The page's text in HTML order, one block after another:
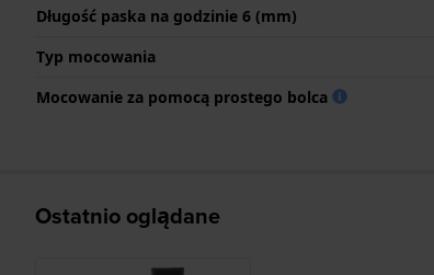
Długość paska na godzinie 6 (mm)
Typ mocowania
Mocowanie za pomocą prostego bolca
Ostatnio oglądane